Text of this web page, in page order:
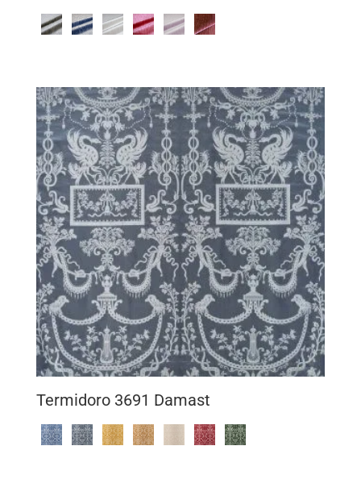
Termidoro 3691 Damast